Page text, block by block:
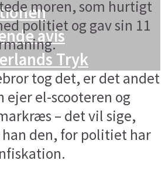
avis
Tryk
moren, som hurtigt
politiet og gav sin 11
tog det, er det andet
ejer el-scooteren og
– det vil sige,
den, for politiet har